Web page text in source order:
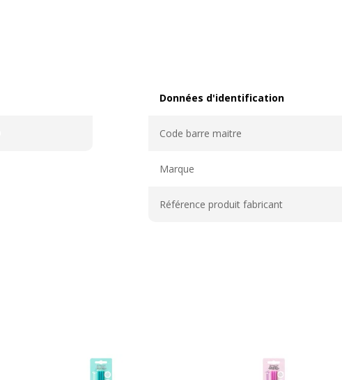
Données d'identification
Code barre maitre
Marque
Référence produit fabricant